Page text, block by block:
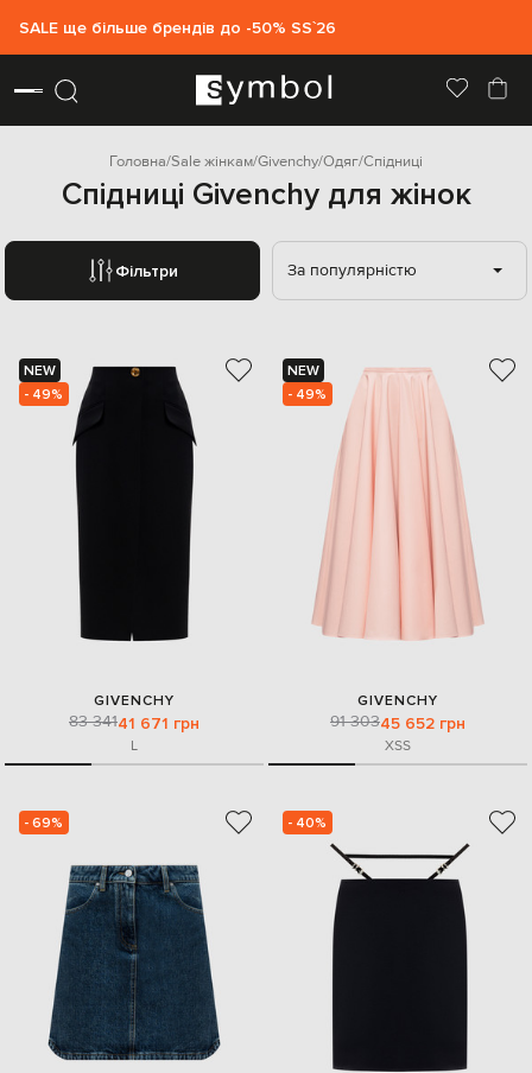
SALE ще більше брендів до -50% SS`26
Головна Sale жінкам Givenchy Одяг Спідниці
Спідниці Givenchy для жінок
Фільтри За популярністю
NEW
- 49%
GIVENCHY
83 34141 671 грн
L
NEW
- 49%
GIVENCHY
91 30345 652 грн
XSS
- 69% - 40%